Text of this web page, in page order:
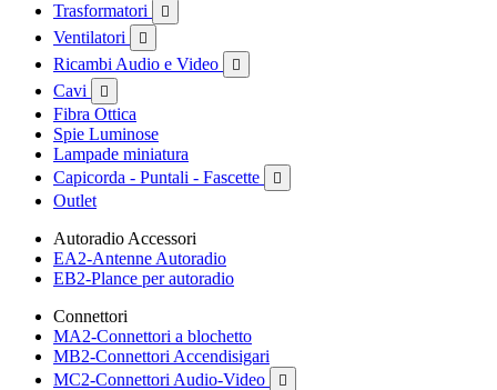
Trasformatori 
Ventilatori 
Ricambi Audio e Video 
Cavi 
Fibra Ottica
Spie Luminose
Lampade miniatura
Capicorda - Puntali - Fascette

Outlet
Autoradio Accessori
EA2-Antenne Autoradio
EB2-Plance per autoradio
Connettori
MA2-Connettori a blochetto
MB2-Connettori Accendisigari
MC2-Connettori Audio-Video
